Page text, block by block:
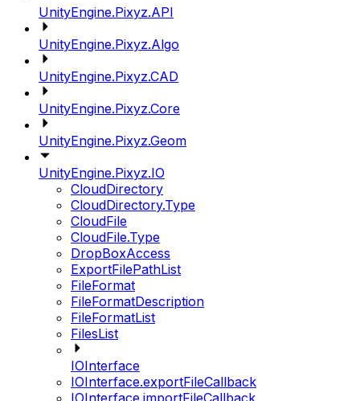
UnityEngine.Pixyz.API
UnityEngine.Pixyz.Algo
UnityEngine.Pixyz.CAD
UnityEngine.Pixyz.Core
UnityEngine.Pixyz.Geom
UnityEngine.Pixyz.IO
CloudDirectory
CloudDirectory.Type
CloudFile
CloudFile.Type
DropBoxAccess
ExportFilePathList
FileFormat
FileFormatDescription
FileFormatList
FilesList
IOInterface
IOInterface.exportFileCallback
IOInterface.importFileCallback